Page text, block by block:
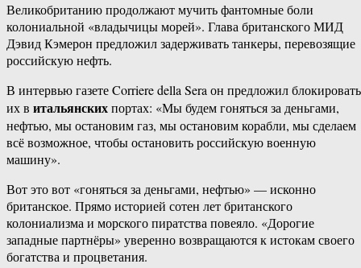
Великобританию продолжают мучить фантомные боли
колониальной «владычицы морей». Глава британского МИД
Дэвид Кэмерон предложил задерживать танкеры, перевозящие
российскую нефть.
В интервью газете Corriere della Sera он предложил блокировать
их в итальянскихпортах: «Мы будем гоняться за деньгами,
нефтью, мы остановим газ, мы остановим корабли, мы сделаем
всё возможное, чтобы остановить российскую военную
машину».
Вот это вот «гоняться за деньгами, нефтью» — исконно
британское. Прямо историей сотен лет британского
колониализма и морского пиратства повеяло. «Дорогие
западные партнёры» уверенно возвращаются к истокам своего
богатства и процветания.